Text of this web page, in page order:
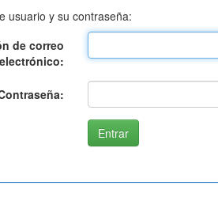
usuario y su contraseña:
de correo
electrónico: